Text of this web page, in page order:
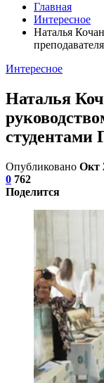
Главная
Интересное
Наталья
Интересное
Наталья
Опубликовано Окт
0 762
Поделится